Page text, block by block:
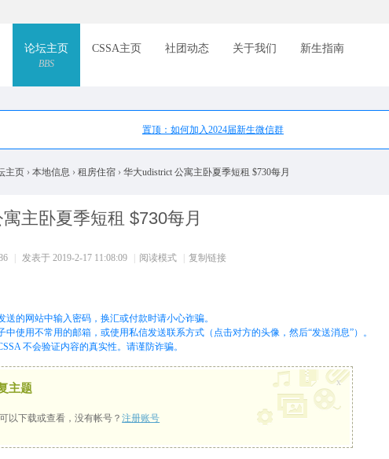
论坛主页
BBS
CSSA主页 社团动态 关于我们 新生指南
置顶：如何加入2024届新生微信群
主页 › 本地信息 › 租房住宿 › 华大udistrict 公寓主卧夏季短租 $730每月
主卧夏季短租 $730每月
发表于 2019-2-17 11:08:09 阅读模式 复制链接
的网站中输入密码，换汇或付款时请小心诈骗。
使用不常用的邮箱，或使用私信发送联系方式（点击对方的头像，然后“发送消息”）。
不会验证内容的真实性。请谨防诈骗。
主题
以下载或查看，没有帐号？注册账号
x